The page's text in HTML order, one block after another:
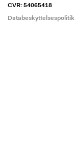
CVR: 54065418
Databeskyttelsespolitik